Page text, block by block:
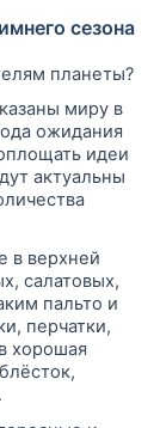
сезона
планеты?
миру в
ожидания
идеи
актуальны
в верхней
салатовых,
пальто и
перчатки,
хорошая